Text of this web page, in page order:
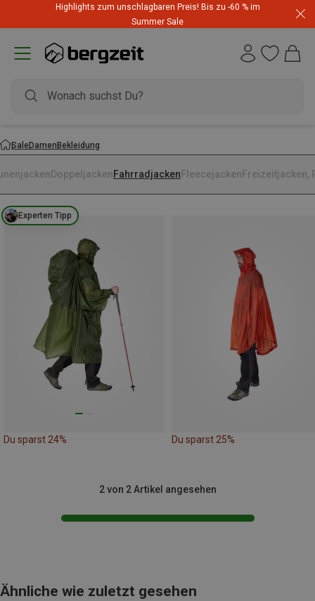
Highlights zum unschlagbaren Preis! Bis zu -60 % im
Summer Sale
SaleDamenBekleidung
DoppeljackenFahrradjacken Fleecejacken Freizeitjacken,
Experten Tipp
Du sparst 24% Du sparst 25%
2 von 2 Artikel angesehen
Ähnliche wie zuletzt gesehen